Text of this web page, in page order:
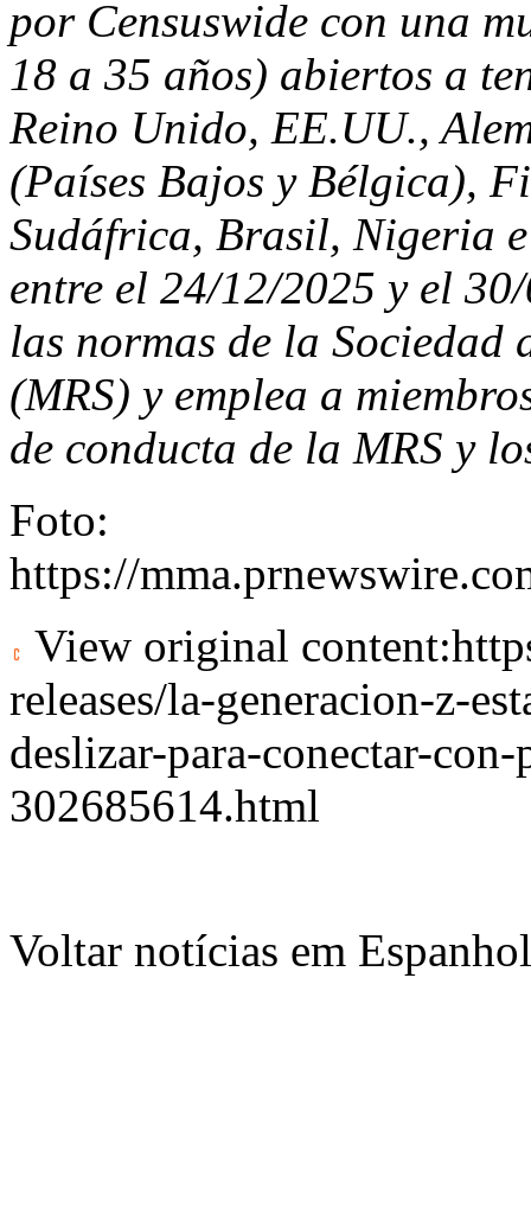
por Censuswide con una
18 a 35 años) abiertos a
Reino Unido, EE.UU.,
(Países Bajos y Bélgica),
Sudáfrica, Brasil, Nigeria
entre el 24/12/2025 y el
las normas de la Sociedad
(MRS) y emplea a
de conducta de la MRS y
Foto:
https://
View original content:
releases/la-generacion-z-
deslizar-para-conectar-
302685614.html
Voltar notícias em Espanhol